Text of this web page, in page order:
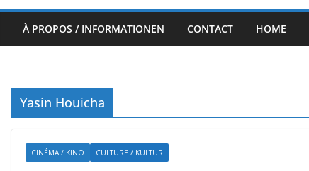
À PROPOS / INFORMATIONEN CONTACT HOME
Yasin Houicha
CINÉMA / KINO CULTURE / KULTUR